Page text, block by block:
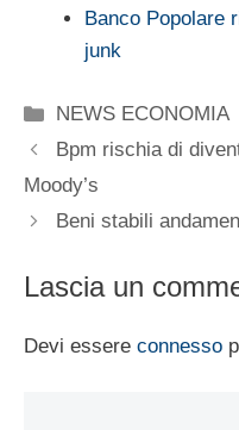
Banco Popolare
junk
Categorie
NEWS ECONOMIA
Bpm rischia di
Moody’s
Beni stabili
Lascia un
Devi essere connesso